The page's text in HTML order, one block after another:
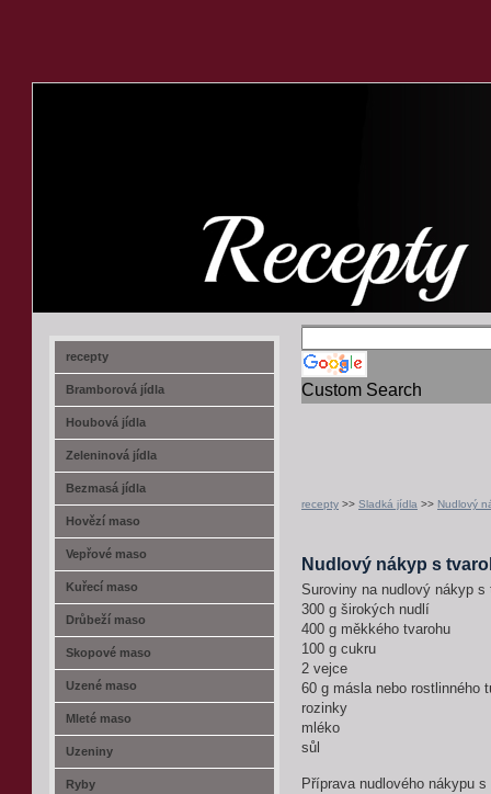
Custom Search
recepty >> Sladká jídla >> Nudlový
Nudlový nákyp s
Suroviny na nudlový nákyp s
300 g širokých nudlí
400 g měkkého tvarohu
100 g cukru
2 vejce
60 g másla nebo rostlinného
rozinky
mléko
sůl
Příprava nudlového nákypu s
recepty
Bramborová jídla
Houbová jídla
Zeleninová jídla
Bezmasá jídla
Hovězí maso
Vepřové maso
Kuřecí maso
Drůbeží maso
Skopové maso
Uzené maso
Mleté maso
Uzeniny
Ryby